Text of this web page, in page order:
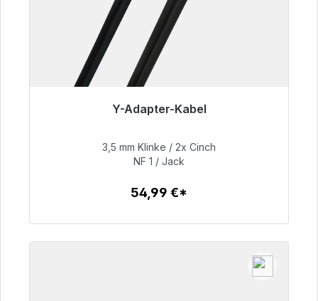
Y-Adapter-Kabel
54,99 €
3,5 mm Klinke / 2x Cinch
NF 1 / Jack
54,99 €*